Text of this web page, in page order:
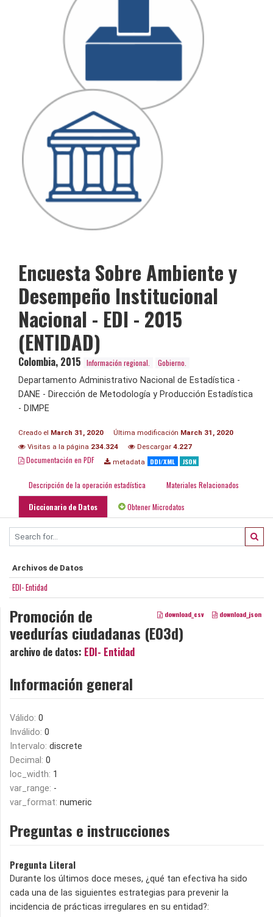
Encuesta Sobre Ambiente y
Desempeño Institucional
Nacional - EDI - 2015
(ENTIDAD)
Colombia, 2015 Información regional.
Gobierno.
Departamento Administrativo Nacional de Estadística -
DANE - Dirección de Metodología y Producción Estadística
- DIMPE
Creado el March 31, 2020 Última modificación March 31, 2020
Visitas a la página 234.324 Descargar 4.227
Documentación en PDF metadata DDI/XML JSON
Descripción de la operación estadística Materiales Relacionados
Diccionario de Datos Obtener Microdatos
Archivos de Datos
EDI- Entidad
download_csv download_json
Promoción de
veedurías ciudadanas (E03d)
archivo de datos: EDI- Entidad
Información general
Válido: 0
Inválido: 0
Intervalo: discrete
Decimal: 0
loc_width: 1
var_range: -
var_format: numeric
Preguntas e instrucciones
Pregunta Literal
Durante los últimos doce meses, ¿qué tan efectiva ha sido
cada una de las siguientes estrategias para prevenir la
incidencia de prácticas irregulares en su entidad?: